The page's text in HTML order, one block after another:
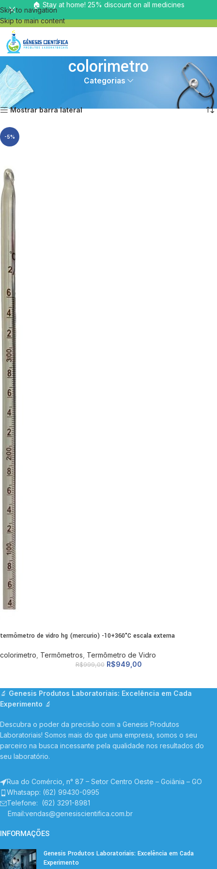
Skip to navigation
Skip to main content
🏠 Stay at home! 25% discount on all medicines
colorimetro
Categorias
Início Equipamentos Exibindo um único resultado
Mostrar barra lateral
-5%
termômetro de vidro hg (mercurio) -10+360°C escala externa
colorimetro Termômetros Termômetro de Vidro
R$999,00 R$949,00
🔬 Genesis Produtos Laboratoriais: Excelência em Cada
Experimento 🔬
Descubra o poder da precisão com a Genesis Produtos
Laboratoriais! Somos mais do que uma empresa, somos o seu
parceiro na busca incessante pela qualidade nos resultados do
seu laboratório.
Rua do Comércio, n° 87 – Setor Centro Oeste – Goiânia – GO
Whatsapp: (62) 99430-0995
Telefone: (62) 3291-8981
Email:vendas@genesiscientifica.com.br
INFORMAÇÕES
Genesis Produtos Laboratoriais: Excelência em Cada
Experimento